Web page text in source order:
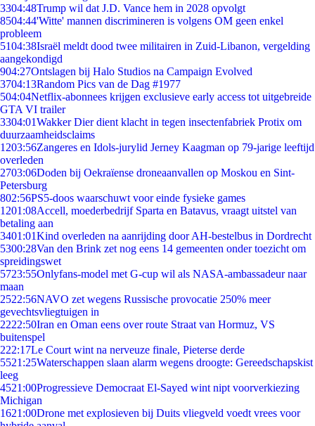
3304:48Trump wil dat J.D. Vance hem in 2028 opvolgt
8504:44'Witte' mannen discrimineren is volgens OM geen enkel
probleem
5104:38Israël meldt dood twee militairen in Zuid-Libanon, vergelding
aangekondigd
904:27Ontslagen bij Halo Studios na Campaign Evolved
3704:13Random Pics van de Dag #1977
504:04Netflix-abonnees krijgen exclusieve early access tot uitgebreide
GTA VI trailer
3304:01Wakker Dier dient klacht in tegen insectenfabriek Protix om
duurzaamheidsclaims
1203:56Zangeres en Idols-jurylid Jerney Kaagman op 79-jarige leeftijd
overleden
2703:06Doden bij Oekraïense droneaanvallen op Moskou en Sint-
Petersburg
802:56PS5-doos waarschuwt voor einde fysieke games
1201:08Accell, moederbedrijf Sparta en Batavus, vraagt uitstel van
betaling aan
3401:01Kind overleden na aanrijding door AH-bestelbus in Dordrecht
5300:28Van den Brink zet nog eens 14 gemeenten onder toezicht om
spreidingswet
5723:55Onlyfans-model met G-cup wil als NASA-ambassadeur naar
maan
2522:56NAVO zet wegens Russische provocatie 250% meer
gevechtsvliegtuigen in
2222:50Iran en Oman eens over route Straat van Hormuz, VS
buitenspel
222:17Le Court wint na nerveuze finale, Pieterse derde
5521:25Waterschappen slaan alarm wegens droogte: Gereedschapskist
leeg
4521:00Progressieve Democraat El-Sayed wint nipt voorverkiezing
Michigan
1621:00Drone met explosieven bij Duits vliegveld voedt vrees voor